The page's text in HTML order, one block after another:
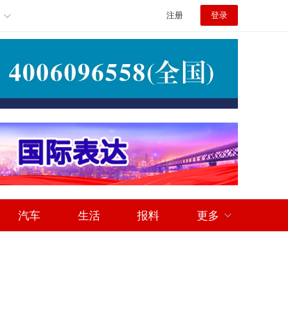
注册 登录
汽车 生活 报料 更多